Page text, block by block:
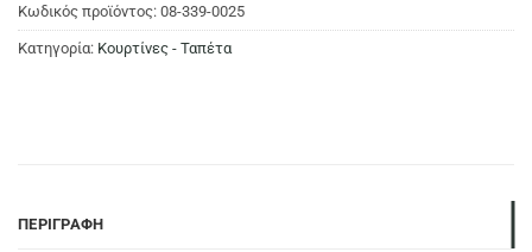
Κωδικός προϊόντος: 08-339-0025
Κατηγορία: Κουρτίνες - Ταπέτα
ΠΕΡΙΓΡΑΦΉ